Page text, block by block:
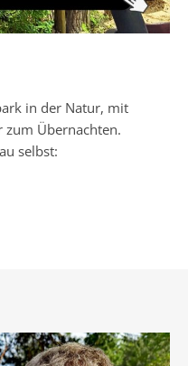
in der Natur, mit
zum Übernachten.
selbst: